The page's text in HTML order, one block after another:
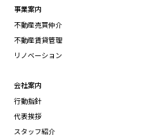
事業案内
不動産売買仲介
不動産賃貸管理
リノベーション
会社案内
行動指針
代表挨拶
スタッフ紹介